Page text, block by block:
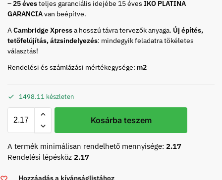
–25 évesteljes garanciális idejébe 15 éves IKO PLATINA
GARANCIAvan beépítve.
ACambridge Xpressa hosszú távra tervezők anyaga. Új építés,
tetőfelújítás, átzsindelyezés: mindegyik feladatra tökéletes
választás!
Rendelési és számlázási mértékegysége: m2
1498.11 készleten
Kosárba teszem
A termék minimálisan rendelhető mennyisége: 2.17
Rendelési lépésköz 2.17
Hozzáadás a kívánságlistához